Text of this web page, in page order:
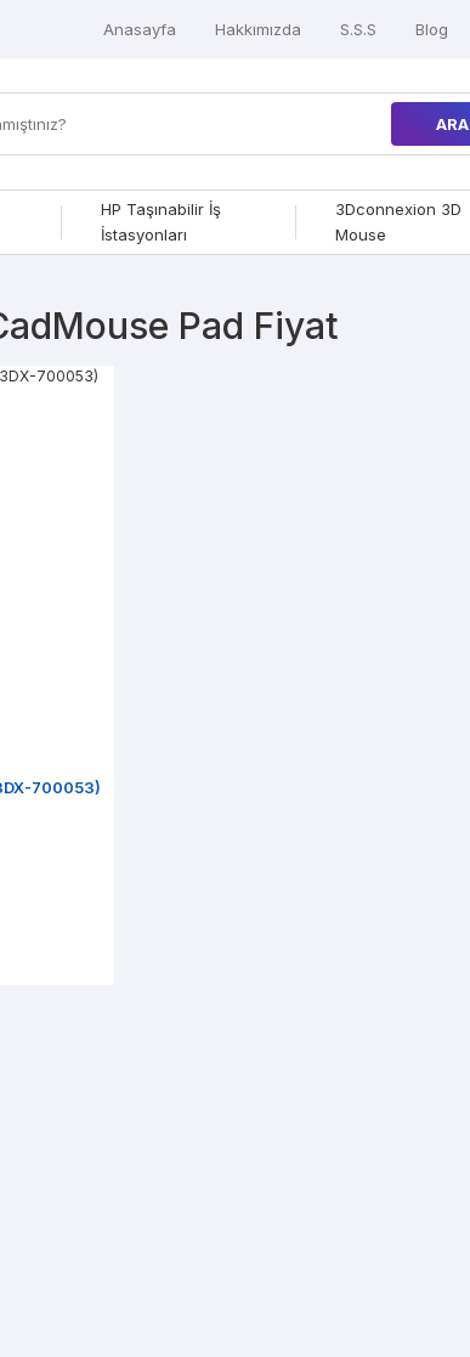
Anasayfa Hakkımızda S.S.S Blog
ARA
HP Taşınabilir İş
İstasyonları
3Dconnexion 3D
Mouse
Pad Fiyat
700053)